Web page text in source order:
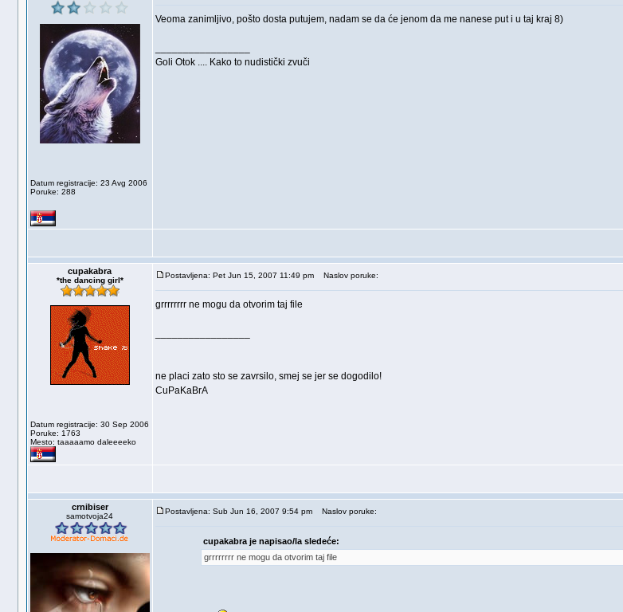
Datum registracije: 23 Avg 2006
Poruke: 288
Veoma zanimljivo, pošto dosta putujem, nadam se da će jenom da me nanese put i u taj kraj 8)
Goli Otok .... Kako to nudistički zvuči
cupakabra
*the dancing girl*
Datum registracije: 30 Sep 2006
Poruke: 1763
Mesto: taaaaamo daleeeeko
Postavljena: Pet Jun 15, 2007 11:49 pm Naslov poruke:
grrrrrrrr ne mogu da otvorim taj file
ne placi zato sto se zavrsilo, smej se jer se dogodilo!
CuPaKaBrA
crnibiser
samotvoja24
Postavljena: Sub Jun 16, 2007 9:54 pm Naslov poruke:
cupakabra je napisao/la sledeće:
grrrrrrrr ne mogu da otvorim taj file